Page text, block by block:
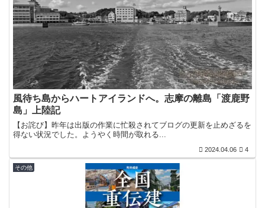
風待ち島からハートアイランドへ。志摩の離島「渡鹿野
島」上陸記
【お詫び】昨年は出版の作業に忙殺されてブログの更新を止めざるを
得ない状況でした。ようやく時間が取れる...
2024.04.06 4
その他